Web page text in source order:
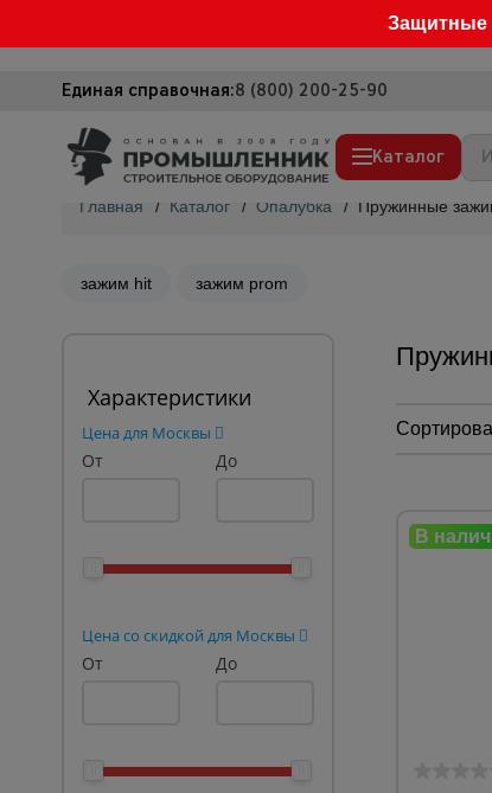
Защитные
Единая справочная:8 (800) 200-25-90
Каталог
Вышки-туры
Сетка, тенты, брезенты
Строительные подъемники
Грузоподъемное
Фанера ламинированная
Опалубка
Вибротехника для
Оборудование для работы с
Оборудование для
Тачки строительные и
Главная / Каталог / Опалубка / Пружинные
зажим hit зажим prom
Характеристики
Цена для Москвы
От До
Цена со скидкой для Москвы
От До